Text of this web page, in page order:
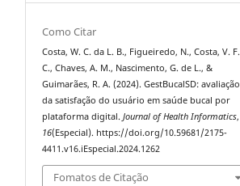
Como Citar
Costa, W. C. da L. B., Figueiredo, N., Costa, V. F.
C., Chaves, A. M., Nascimento, G. de L., &
Guimarães, R. A. (2024). GestBucalSD: avaliação
da satisfação do usuário em saúde bucal por
plataforma digital.Journal of Health Informatics,
16(Especial). https://doi.org/10.59681/2175-
4411.v16.iEspecial.2024.1262
Fomatos de Citação